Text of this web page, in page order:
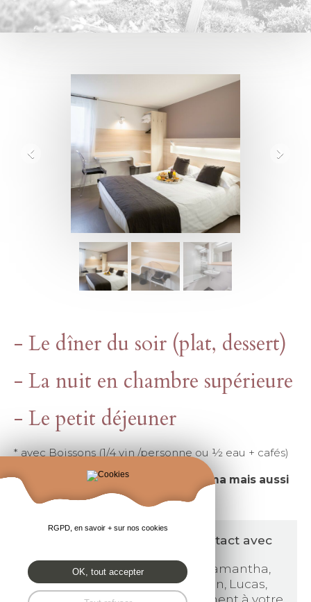
- Le dîner du soir (plat, dessert)
- La nuit en chambre supérieure
- Le petit déjeuner
* avec Boissons (1/4 vin /personne ou ½ eau + cafés)
Canal +, Canal + Sport, Canal + Cinéma mais aussi
BeIN Sport dans votre hôtel !
N'hésitez pas à prendre contact avec
Marine, Gaëlle, Lilla, Chloé, Samantha,
Rebecca, Hugo, Melvin, Ethan, Lucas,
Gaël... et toute l'équipe se tiennent à votre
RGPD, en savoir + sur nos cookies
OK, tout accepter